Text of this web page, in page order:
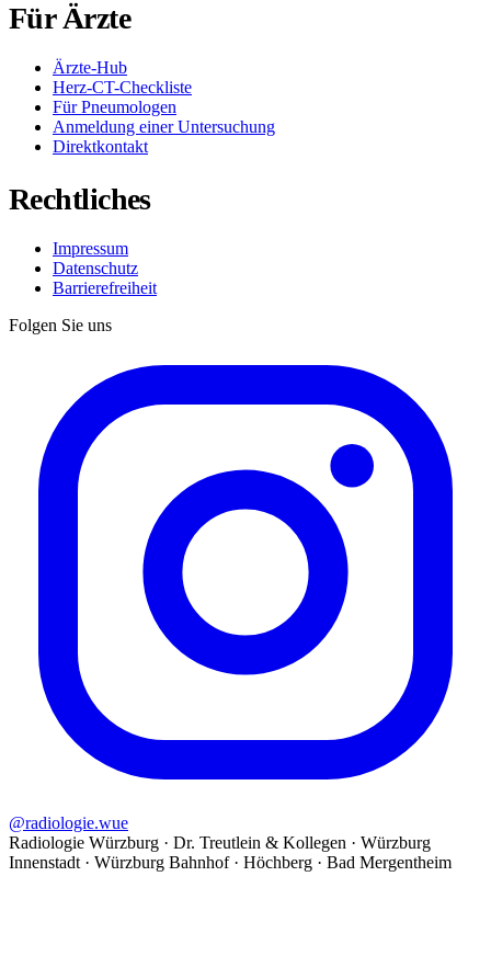
Für Ärzte
Ärzte-Hub
Herz-CT-Checkliste
Für Pneumologen
Anmeldung einer Untersuchung
Direktkontakt
Rechtliches
Impressum
Datenschutz
Barrierefreiheit
Folgen Sie uns
@radiologie.wue
Radiologie Würzburg · Dr. Treutlein & Kollegen · Würzburg
Innenstadt · Würzburg Bahnhof · Höchberg · Bad Mergentheim